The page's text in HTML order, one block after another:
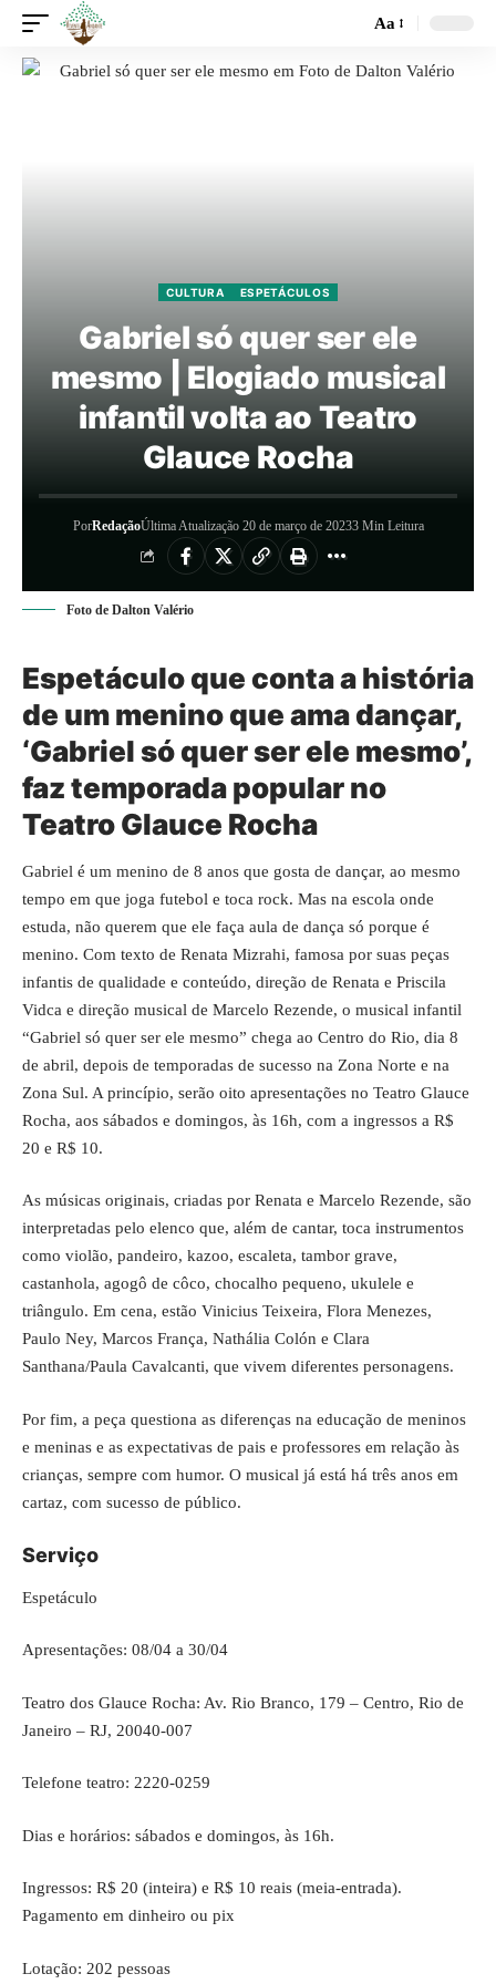
Aa
CULTURA ESPETÁCULOS
Gabriel só quer ser ele
mesmo | Elogiado musical
infantil volta ao Teatro
Glauce Rocha
PorRedaçãoÚltima Atualização 20 de março de 20233 Min Leitura
Foto de Dalton Valério
Espetáculo que conta a história
de um menino que ama dançar,
‘Gabriel só quer ser ele mesmo’,
faz temporada popular no
Teatro Glauce Rocha
Gabriel é um menino de 8 anos que gosta de dançar, ao mesmo
tempo em que joga futebol e toca rock. Mas na escola onde
estuda, não querem que ele faça aula de dança só porque é
menino. Com texto de Renata Mizrahi, famosa por suas peças
infantis de qualidade e conteúdo, direção de Renata e Priscila
Vidca e direção musical de Marcelo Rezende, o musical infantil
“Gabriel só quer ser ele mesmo” chega ao Centro do Rio, dia 8
de abril, depois de temporadas de sucesso na Zona Norte e na
Zona Sul. A princípio, serão oito apresentações no Teatro Glauce
Rocha, aos sábados e domingos, às 16h, com a ingressos a R$
20 e R$ 10.
As músicas originais, criadas por Renata e Marcelo Rezende, são
interpretadas pelo elenco que, além de cantar, toca instrumentos
como violão, pandeiro, kazoo, escaleta, tambor grave,
castanhola, agogô de côco, chocalho pequeno, ukulele e
triângulo. Em cena, estão Vinicius Teixeira, Flora Menezes,
Paulo Ney, Marcos França, Nathália Colón e Clara
Santhana/Paula Cavalcanti, que vivem diferentes personagens.
Por fim, a peça questiona as diferenças na educação de meninos
e meninas e as expectativas de pais e professores em relação às
crianças, sempre com humor. O musical já está há três anos em
cartaz, com sucesso de público.
Serviço
Espetáculo
Apresentações: 08/04 a 30/04
Teatro dos Glauce Rocha: Av. Rio Branco, 179 – Centro, Rio de
Janeiro – RJ, 20040-007
Telefone teatro: 2220-0259
Dias e horários: sábados e domingos, às 16h.
Ingressos: R$ 20 (inteira) e R$ 10 reais (meia-entrada).
Pagamento em dinheiro ou pix
Lotação: 202 pessoas